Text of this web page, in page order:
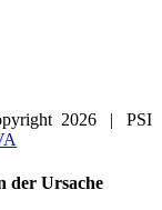
2026 | PSI
der Ursache